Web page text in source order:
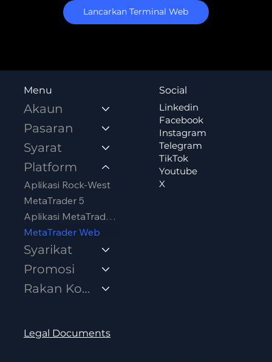
Lancarkan Terminal Web
Menu
Akaun
Pasaran
Syarat
Platform
Aplikasi Rock-West
MetaTrader 5
Aplikasi MetaTrader 5
MetaTrader Web
Syarikat
Promosi
Rakan Kongsi
Legal Documents
Social
Linkedin
Facebook
Instagram
Telegram
TikTok
Youtube
X